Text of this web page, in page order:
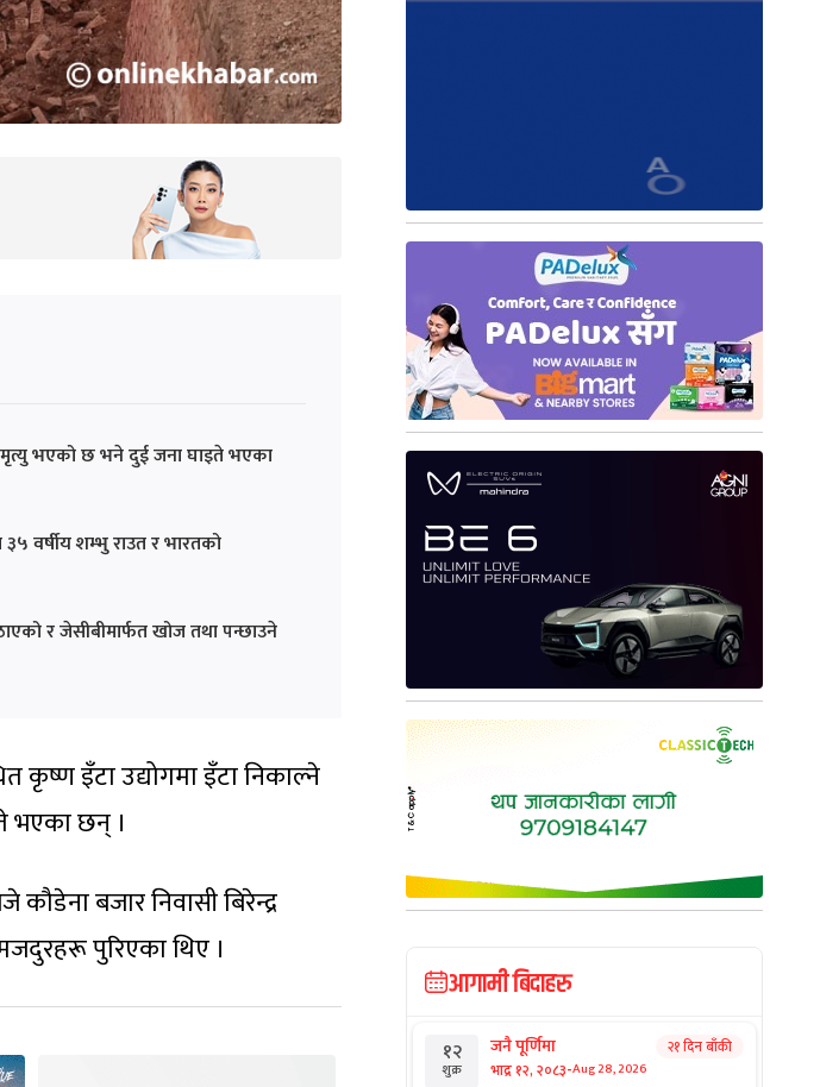
मृत्यु भएको छ भने दुई जना घाइते भएका
वर्षीय शम्भु राउत र भारतको
र जेसीबीमार्फत खोज तथा पन्छाउने
कृष्ण इँटा उद्योगमा इँटा निकाल्ने
भएका छन् ।
बजार निवासी बिरेन्द्र
पुरिएका थिए ।
आगामी बिदाहरु
१२
शुक्र
जनै पूर्णिमा
भाद्र १२, २०८३-Aug 28, 2026
२१ दिन बाँकी